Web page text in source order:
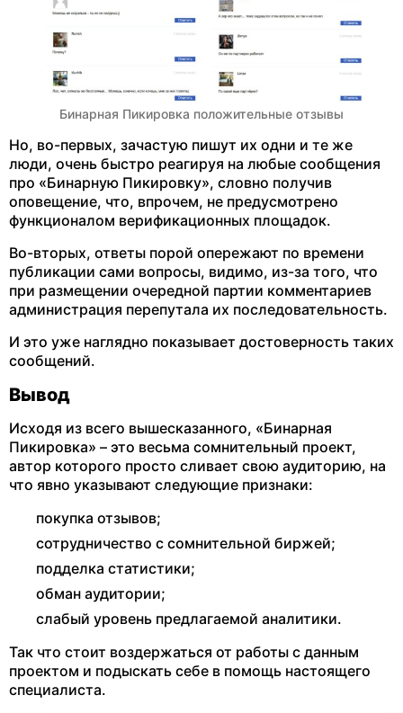
Бинарная Пикировка положительные отзывы
Но, во-первых, зачастую пишут их одни и те же
люди, очень быстро реагируя на любые сообщения
про «Бинарную Пикировку», словно получив
оповещение, что, впрочем, не предусмотрено
функционалом верификационных площадок.
Во-вторых, ответы порой опережают по времени
публикации сами вопросы, видимо, из-за того, что
при размещении очередной партии комментариев
администрация перепутала их последовательность.
И это уже наглядно показывает достоверность таких
сообщений.
Вывод
Исходя из всего вышесказанного, «Бинарная
Пикировка» – это весьма сомнительный проект,
автор которого просто сливает свою аудиторию, на
что явно указывают следующие признаки:
покупка отзывов;
сотрудничество с сомнительной биржей;
подделка статистики;
обман аудитории;
слабый уровень предлагаемой аналитики.
Так что стоит воздержаться от работы с данным
проектом и подыскать себе в помощь настоящего
специалиста.